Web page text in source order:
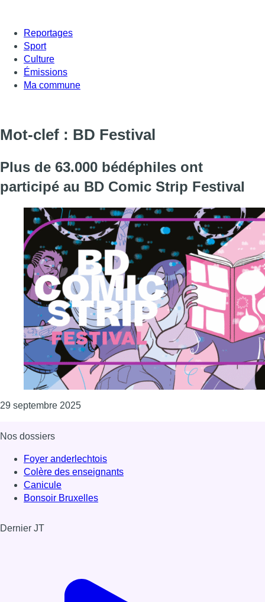
Reportages
Sport
Culture
Émissions
Ma commune
Mot-clef : BD Festival
Plus de 63.000 bédéphiles ont
participé au BD Comic Strip Festival
29 septembre 2025Consulter l'article "Plus de 63.000
Nos dossiers
Foyer anderlechtois
Colère des enseignants
Canicule
Bonsoir Bruxelles
Dernier JT